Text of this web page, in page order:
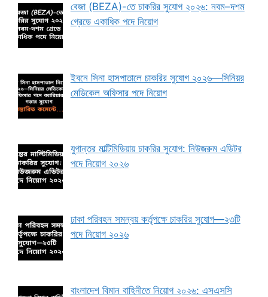
বেজা (BEZA)-তে চাকরির সুযোগ ২০২৬: নবম–দশম
গ্রেডে একাধিক পদে নিয়োগ
ইবনে সিনা হাসপাতালে চাকরির সুযোগ ২০২৬—সিনিয়র
মেডিকেল অফিসার পদে নিয়োগ
যুগান্তর মাল্টিমিডিয়ায় চাকরির সুযোগ: নিউজরুম এডিটর
পদে নিয়োগ ২০২৬
ঢাকা পরিবহন সমন্বয় কর্তৃপক্ষে চাকরির সুযোগ—২৩টি
পদে নিয়োগ ২০২৬
বাংলাদেশ বিমান বাহিনীতে নিয়োগ ২০২৬: এসএসসি